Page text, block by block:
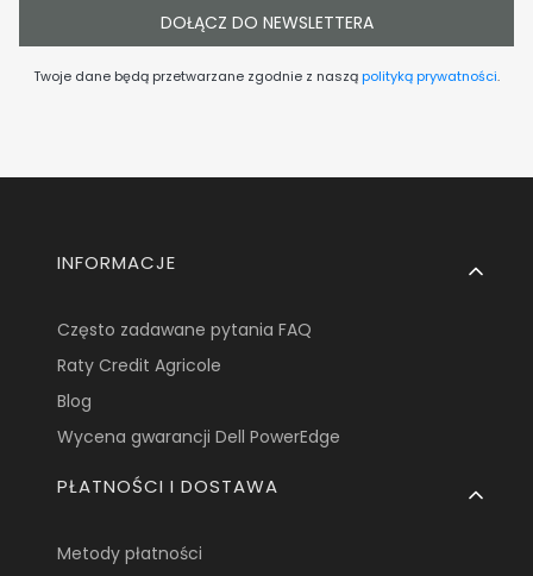
DOŁĄCZ DO NEWSLETTERA
Twoje dane będą przetwarzane zgodnie z nasząpolityką prywatności.
Linki w stopce
INFORMACJE
Często zadawane pytania FAQ
Raty Credit Agricole
Blog
Wycena gwarancji Dell PowerEdge
PŁATNOŚCI I DOSTAWA
Metody płatności